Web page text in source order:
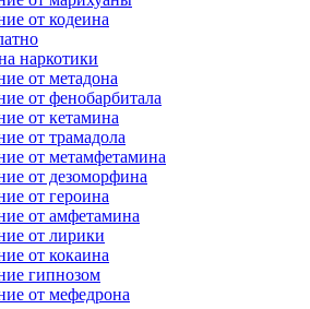
от кодеина
наркотики
от метадона
от фенобарбитала
от кетамина
от трамадола
от метамфетамина
от дезоморфина
от героина
от амфетамина
от лирики
от кокаина
гипнозом
от мефедрона